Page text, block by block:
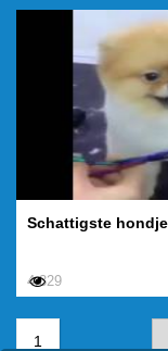
Schattigste
4.329
1